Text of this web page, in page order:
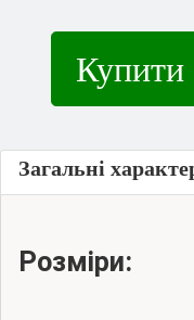
Купити
Загальні
Розміри: